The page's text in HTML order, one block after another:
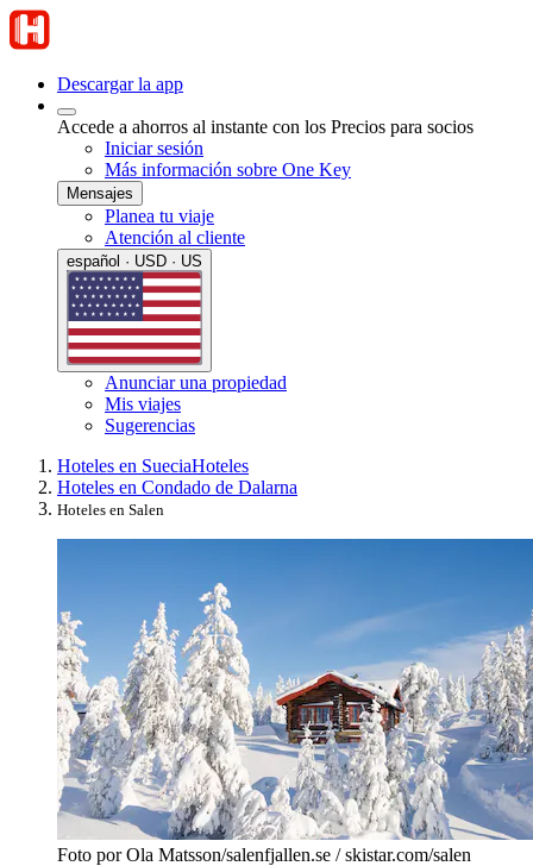
Descargar la app
Accede a ahorros al instante con los Precios para socios
Iniciar sesión
Más información sobre One Key
Mensajes
Planea tu viaje
Atención al cliente
español · USD · US
Anunciar una propiedad
Mis viajes
Sugerencias
Hoteles en SueciaHoteles
Hoteles en Condado de Dalarna
Hoteles en Salen
Foto por Ola Matsson/salenfjallen.se / skistar.com/salen